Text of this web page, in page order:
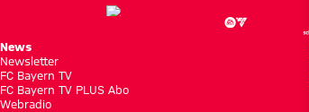
News
Newsletter
FC Bayern TV
FC Bayern TV PLUS Abo
Webradio